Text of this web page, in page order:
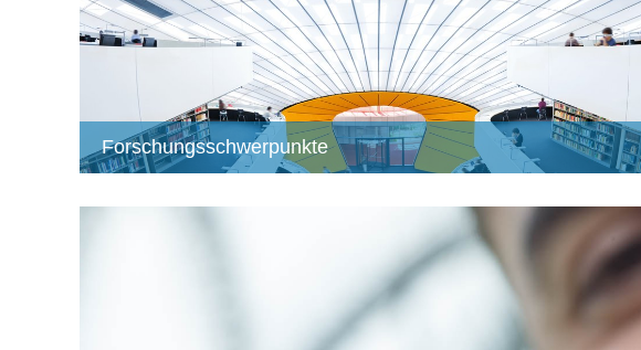
Forschungsschwerpunkte